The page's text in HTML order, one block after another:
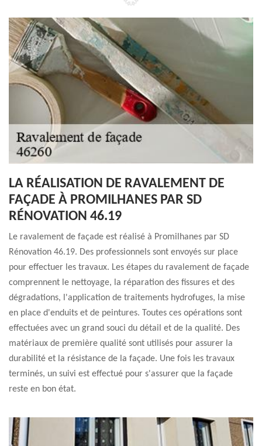
LA RÉALISATION DE RAVALEMENT DE
FAÇADE À PROMILHANES PAR SD
RÉNOVATION 46.19
Le ravalement de façade est réalisé à Promilhanes par SD
Rénovation 46.19. Des professionnels sont envoyés sur place
pour effectuer les travaux. Les étapes du ravalement de façade
comprennent le nettoyage, la réparation des fissures et des
dégradations, l'application de traitements hydrofuges, la mise
en place d'enduits et de peintures. Toutes ces opérations sont
effectuées avec un grand souci du détail et de la qualité. Des
matériaux de première qualité sont utilisés pour assurer la
durabilité et la résistance de la façade. Une fois les travaux
terminés, un suivi est effectué pour s'assurer que la façade
reste en bon état.